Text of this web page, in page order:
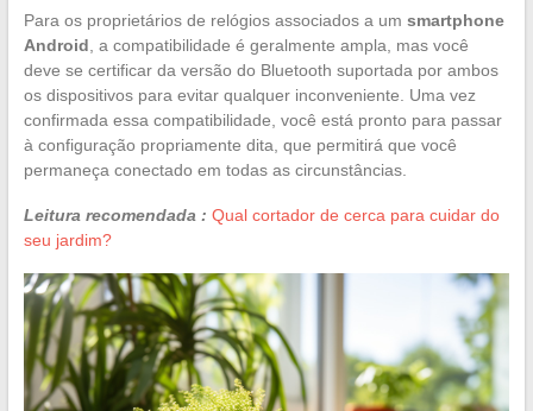
Para os proprietários de relógios associados a um smartphone
Android , a compatibilidade é geralmente ampla, mas você
deve se certificar da versão do Bluetooth suportada por ambos
os dispositivos para evitar qualquer inconveniente. Uma vez
confirmada essa compatibilidade, você está pronto para passar
à configuração propriamente dita, que permitirá que você
permaneça conectado em todas as circunstâncias.
Leitura recomendada : Qual cortador de cerca para cuidar do
seu jardim?